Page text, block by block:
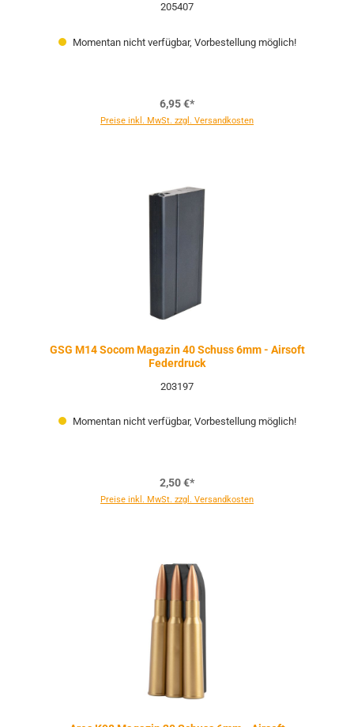
205407
Momentan nicht verfügbar, Vorbestellung möglich!
6,95 €*
Preise inkl. MwSt. zzgl. Versandkosten
GSG M14 Socom Magazin 40 Schuss 6mm - Airsoft
Federdruck
203197
Momentan nicht verfügbar, Vorbestellung möglich!
2,50 €*
Preise inkl. MwSt. zzgl. Versandkosten